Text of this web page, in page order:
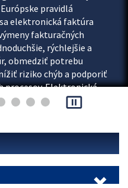
pravidlá
elektronická faktúra
fakturačných
rýchlejšie a
obmedziť potrebu
riziko chýb a podporiť
procesov. Elektronická
pause_presentation